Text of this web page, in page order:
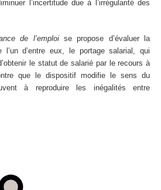
l’incertitude due à l’irrégularité des
de l’emploise propose d’évaluer la
d’entre eux, le portage salarial, qui
le statut de salarié par le recours à
que le dispositif modifie le sens du
à reproduire les inégalités entre